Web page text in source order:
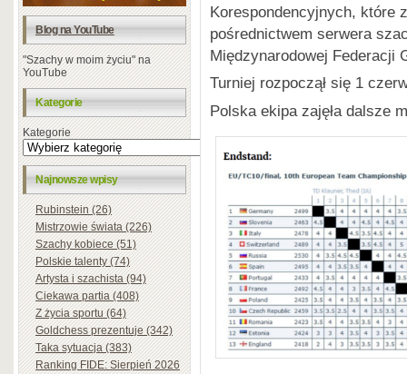
Blog na YouTube
"Szachy w moim życiu" na
YouTube
Kategorie
Kategorie
Najnowsze wpisy
Rubinstein (26)
Mistrzowie świata (226)
Szachy kobiece (51)
Polskie talenty (74)
Artysta i szachista (94)
Ciekawa partia (408)
Z życia sportu (64)
Goldchess prezentuje (342)
Taka sytuacja (383)
Ranking FIDE: Sierpień 2026
Korespondencyjnych, które
pośrednictwem serwera
Międzynarodowej Federacji
Turniej rozpoczął się 1
Polska ekipa zajęła dalsze